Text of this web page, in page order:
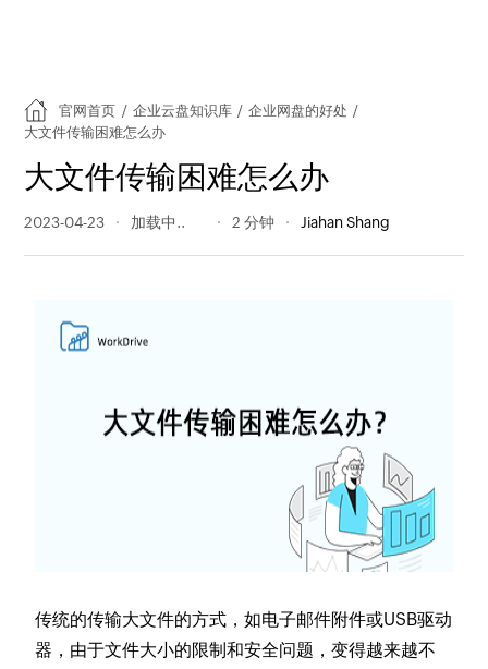
官网首页 / 企业云盘知识库 / 企业网盘的好处 /
大文件传输困难怎么办
大文件传输困难怎么办
2023-04-23 325 阅读量 2 分钟 Jiahan Shang
传统的传输大文件的方式，如电子邮件附件或USB驱动
器，由于文件大小的限制和安全问题，变得越来越不